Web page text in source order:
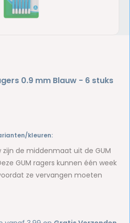
0.9 mm Blauw - 6 stuks
kleuren:
zijn de middenmaat uit de GUM
GUM ragers kunnen één week
ze vervangen moeten